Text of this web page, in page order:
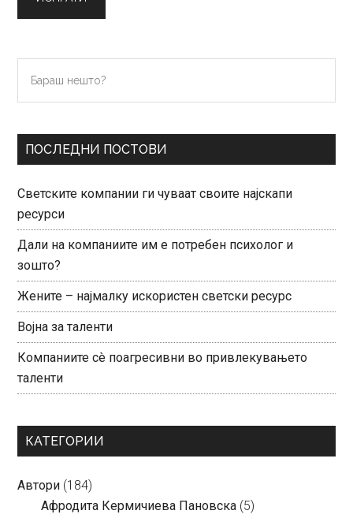
Primary
Sidebar
нешто?
ПОСЛЕДНИ ПОСТОВИ
Светските компании ги чуваат своите најскапи
ресурси
Дали на компаниите им е потребен психолог и
зошто?
Жените – најмалку искористен светски ресурс
Војна за таленти
Компаниите сè поагресивни во привлекувањето
таленти
КАТЕГОРИИ
Автори (184)
Aфродита Кермичиева Пановска (5)